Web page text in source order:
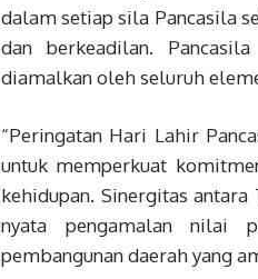
dalam setiap sila Pancasila
dan berkeadilan.
diamalkan oleh seluruh
“Peringatan Hari Lahir
untuk memperkuat
kehidupan. Sinergitas
nyata pengamalan nilai
pembangunan daerah yang